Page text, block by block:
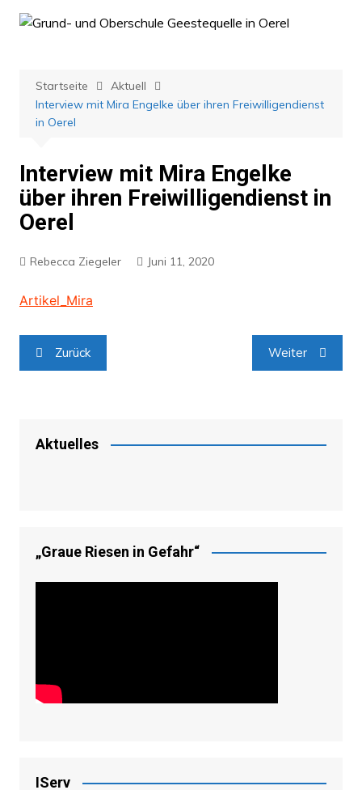
Zum
Inhalt
Startseite
Aktuell
Interview mit Mira Engelke über ihren Freiwilligendienst
in Oerel
Interview mit Mira Engelke
über ihren Freiwilligendienst in
Oerel
Rebecca Ziegeler Juni 11, 2020
Artikel_Mira
Beitragsnavigation
Zurück Weiter
Aktuelles
„Graue Riesen in Gefahr“
IServ